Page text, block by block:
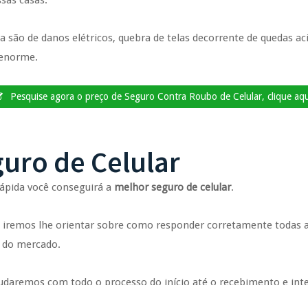
de danos elétricos, quebra de telas decorrente de quedas
Pesquise agora o preço de Seguro Contra Roubo de Celular, clique
de Celular
você conseguirá a melhor seguro de celular.
lhe orientar sobre como responder corretamente todas
mercado.
com todo o processo do início até o recebimento e